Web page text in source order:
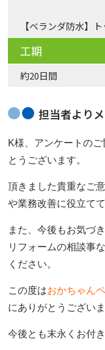
【ベランダ防水】
工期
約20日間
担当者より
K様、アンケートの
とうございます。
頂きました貴重なご
や業務改善に役立て
また、今後もお気づ
リフォームの相談事
ください。
この度はおかちゃん
にありがとうございま
今後とも末永くお付